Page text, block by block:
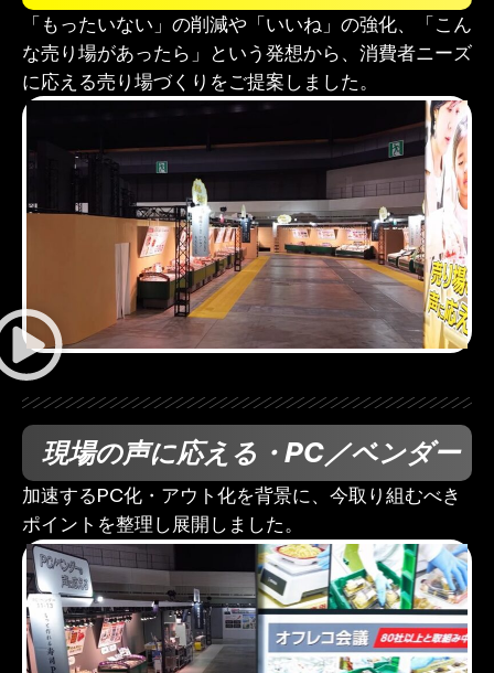
「もったいない」の削減や「いいね」の強化、「こん
な売り場があったら」という発想から、消費者ニーズ
に応える売り場づくりをご提案しました。
現場の声に応える・PC／ベンダー
加速するPC化・アウト化を背景に、今取り組むべき
ポイントを整理し展開しました。